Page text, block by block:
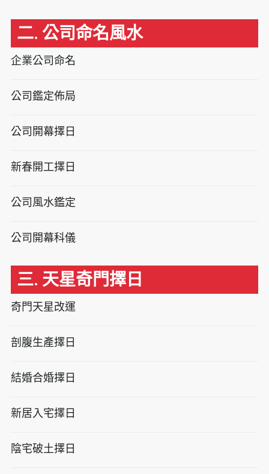
二. 公司命名風水
企業公司命名
公司鑑定佈局
公司開幕擇日
新春開工擇日
公司風水鑑定
公司開幕科儀
三. 天星奇門擇日
奇門天星改運
剖腹生產擇日
結婚合婚擇日
新居入宅擇日
陰宅破土擇日